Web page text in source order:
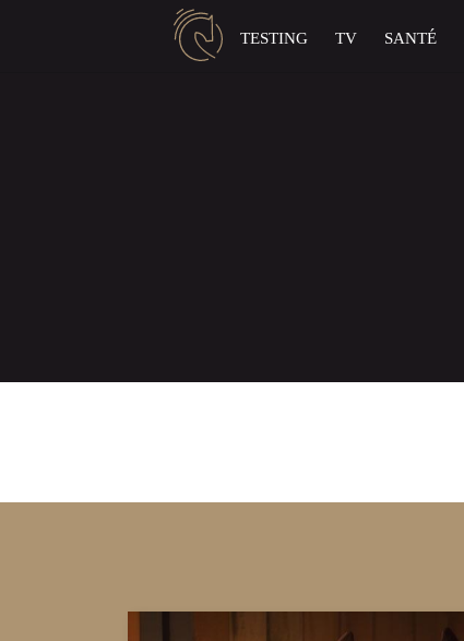
TESTING TV SANTÉ
Panneau de gestion des cookies